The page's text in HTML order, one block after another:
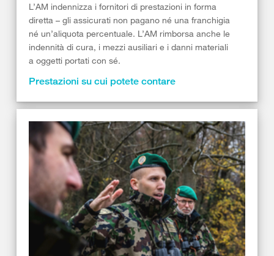
L’AM indennizza i fornitori di prestazioni in forma
diretta – gli assicurati non pagano né una franchigia
né un’aliquota percentuale. L’AM rimborsa anche le
indennità di cura, i mezzi ausiliari e i danni materiali
a oggetti portati con sé.
Prestazioni su cui potete contare